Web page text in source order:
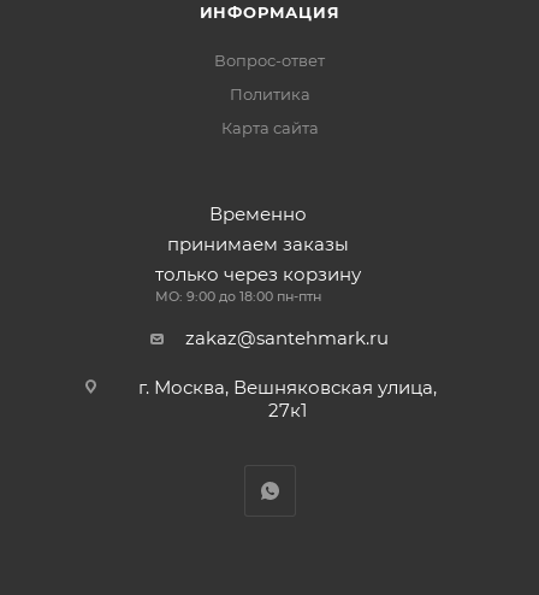
ИНФОРМАЦИЯ
Вопрос-ответ
Политика
Карта сайта
Временно
принимаем заказы
только через корзину
МО: 9:00 до 18:00 пн-птн
zakaz@santehmark.ru
г. Москва, Вешняковская улица,
27к1